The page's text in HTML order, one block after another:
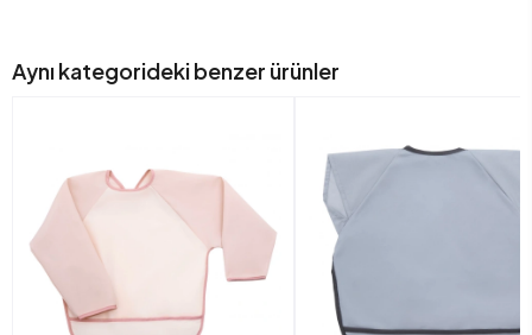
Aynı kategorideki benzer ürünler